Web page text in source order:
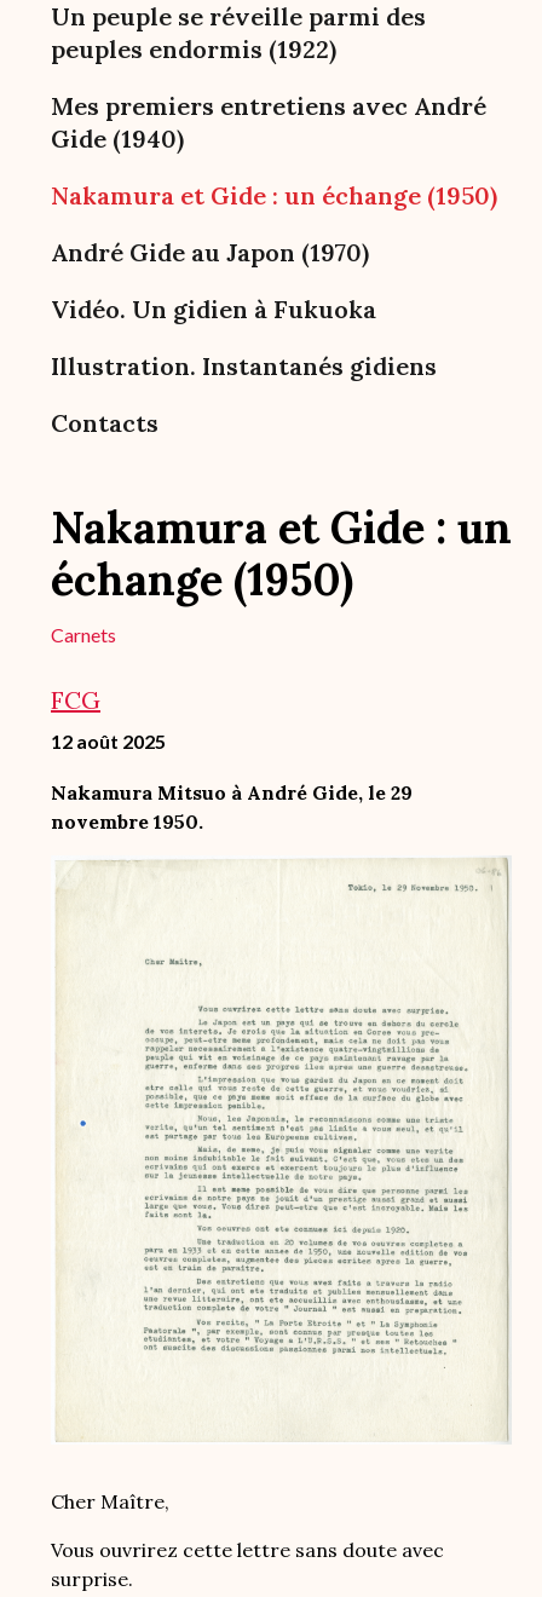
Un peuple se réveille parmi des
peuples endormis (1922)
Mes premiers entretiens avec André
Gide (1940)
Nakamura et Gide : un échange (1950)
André Gide au Japon (1970)
Vidéo. Un gidien à Fukuoka
Illustration. Instantanés gidiens
Contacts
Nakamura et Gide : un
échange (1950)
Carnets
FCG
12 août 2025
Nakamura Mitsuo à André Gide, le 29
novembre 1950.
Image
Cher Maître,
Vous ouvrirez cette lettre sans doute avec
surprise.